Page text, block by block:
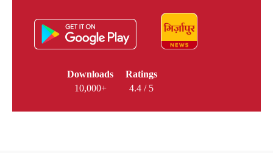
Downloads
10,000+
Ratings
4.4 / 5